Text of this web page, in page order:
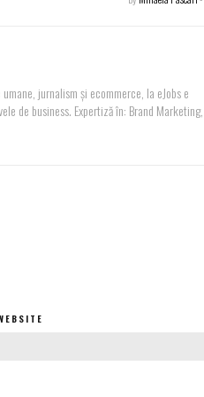
jurnalism și ecommerce, la eJobs e
de business. Expertiză în: Brand